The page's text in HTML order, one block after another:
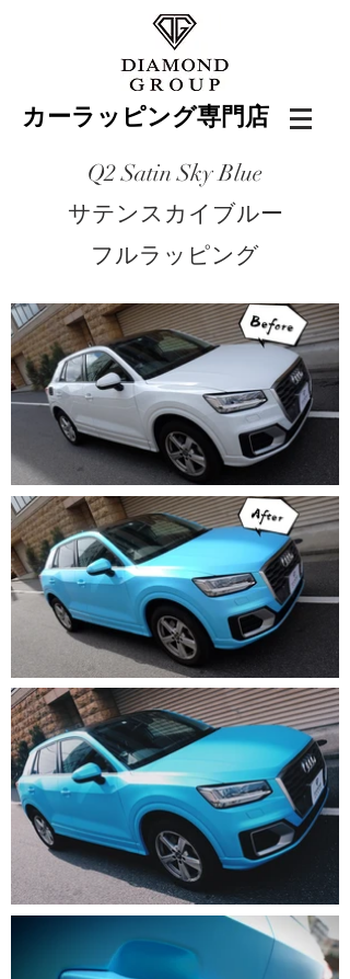
カーラッピング専門店
Q2 Satin Sky Blue
サテンスカイブルー
フルラッピング